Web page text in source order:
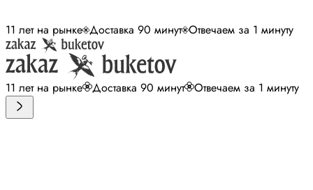
11 лет на рынке Доставка 90 минут Отвечаем за 1 минуту
11 лет на рынке Доставка 90 минут Отвечаем за 1 минуту